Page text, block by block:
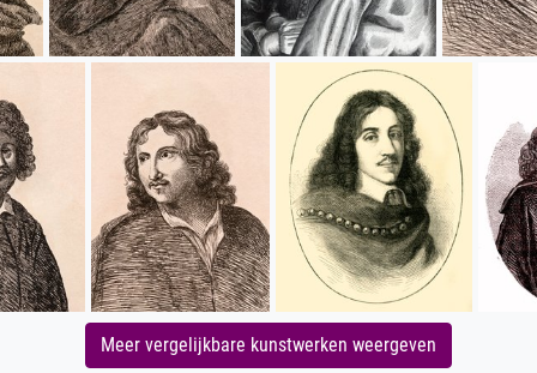
Meer vergelijkbare kunstwerken weergeven